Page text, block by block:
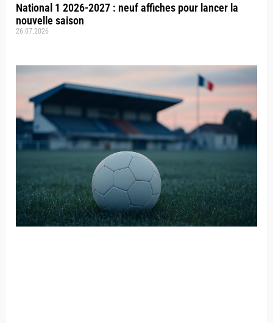
National 1 2026-2027 : neuf affiches pour lancer la
nouvelle saison
26.07.2026